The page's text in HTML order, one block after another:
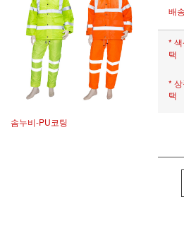
솜누비-PU코팅
배
*
택
*
택